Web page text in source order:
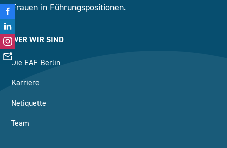
Frauen in Führungspositionen.
WER WIR SIND
Die EAF Berlin
Karriere
Netiquette
Team